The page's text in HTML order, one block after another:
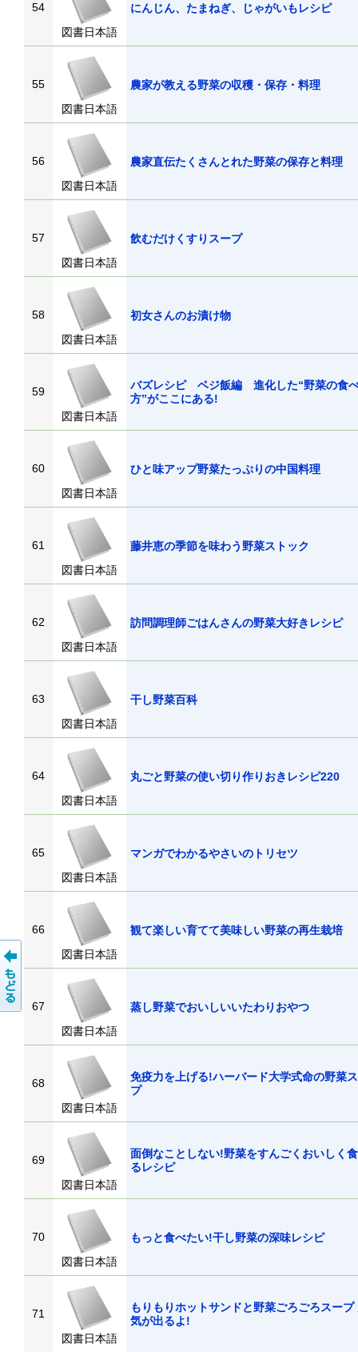
54
図書日本語
にんじん、たまねぎ、じゃがいもレシピ
55
図書日本語
農家が教える野菜の収穫・保存・料理
56
図書日本語
農家直伝たくさんとれた野菜の保存と料
57
図書日本語
飲むだけくすりスープ
58
図書日本語
初女さんのお漬け物
59
図書日本語
バズレシピ ベジ飯編 進化した“野菜の食
方”がここにある!
60
図書日本語
ひと味アップ野菜たっぷりの中国料理
61
図書日本語
藤井恵の季節を味わう野菜ストック
62
図書日本語
訪問調理師ごはんさんの野菜大好きレシ
63
図書日本語
干し野菜百科
64
図書日本語
丸ごと野菜の使い切り作りおきレシピ
65
図書日本語
マンガでわかるやさいのトリセツ
66
図書日本語
観て楽しい育てて美味しい野菜の再生栽
67
図書日本語
蒸し野菜でおいしいいたわりおやつ
68
図書日本語
免疫力を上げる!ハーバード大学式命の野菜
プ
69
図書日本語
面倒なことしない!野菜をすんごくおいしく
るレシピ
70
図書日本語
もっと食べたい!干し野菜の深味レシピ
71
図書日本語
もりもりホットサンドと野菜ごろごろスープ
気が出るよ!